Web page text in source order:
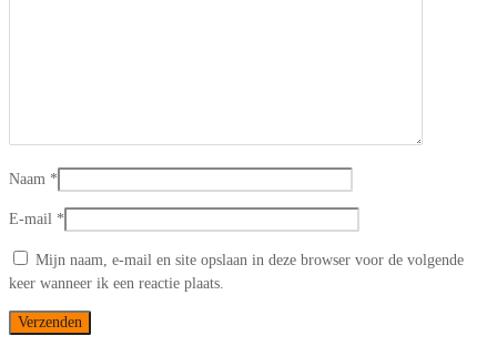
Naam *
E-mail *
Mijn naam, e-mail en site opslaan in deze browser voor de volgende
keer wanneer ik een reactie plaats.